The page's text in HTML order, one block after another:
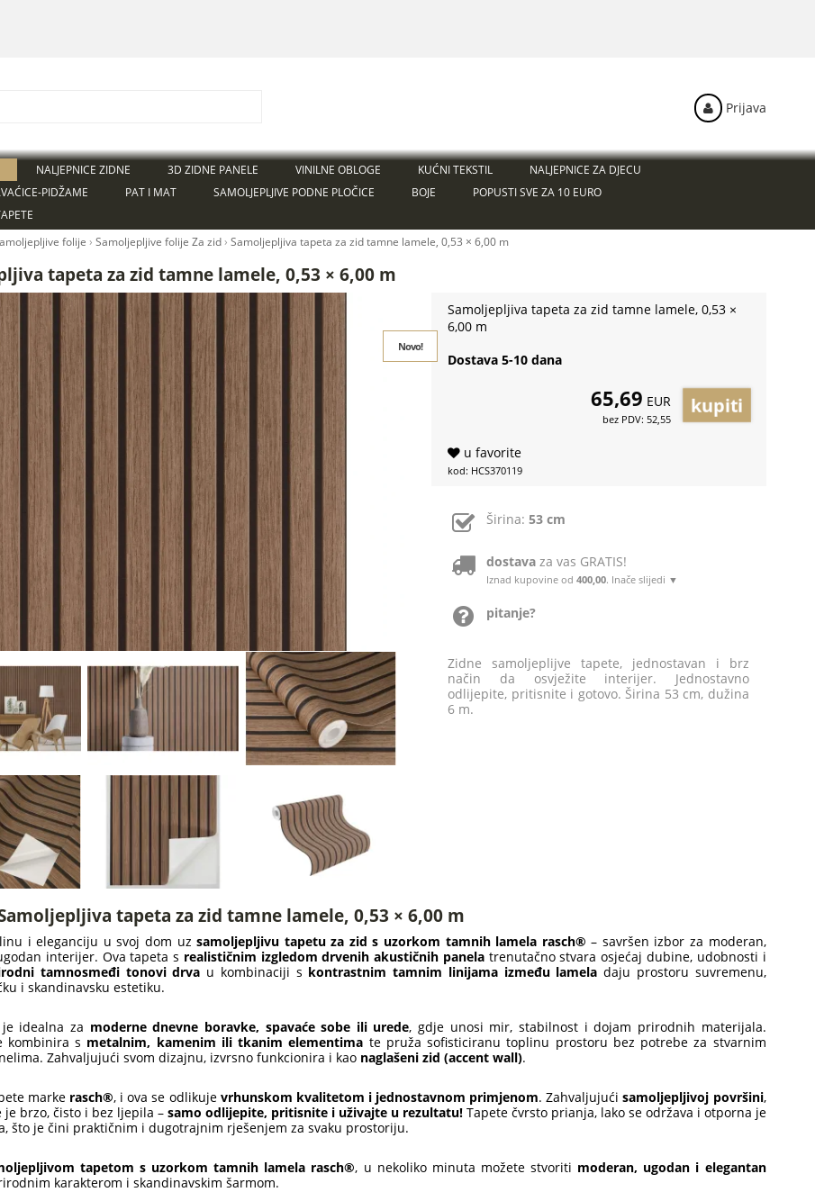
tapeta za zid tamne lamele, 0,53 × 6,00 m
Samoljepljiva tapeta za zid tamne lamele, 0,53 ×
6,00 m
Novo!
Dostava 5-10 dana
65,69 EUR
bez PDV: 52,55
u favorite
kod: HCS370119
Širina:53 cm
dostava za vas GRATIS!
Iznad kupovine od400,00. Inače slijedi ▼
pitanje?
Zidne samoljeplijve tapete, jednostavan i brz
način da osvježite interijer. Jednostavno
odlijepite, pritisnite i gotovo. Širina 53 cm, dužina
6 m.
tapeta za zid tamne lamele, 0,53 × 6,00 m
i eleganciju u svoj dom uzsamoljepljivu tapetu za zid s uzorkom tamnih lamela rasch® – savršen izbor za moderan,
interijer. Ova tapeta s realističnim izgledom drvenih akustičnih panelatrenutačno stvara osjećaj dubine, udobnosti i
tamnosmeđi tonovi drva u kombinaciji s kontrastnim tamnim linijama između lamela daju prostoru suvremenu,
i skandinavsku estetiku.
idealna za moderne dnevne boravke, spavaće sobe ili urede, gdje unosi mir, stabilnost i dojam prirodnih materijala.
kombinira s metalnim, kamenim ili tkanim elementima te pruža sofisticiranu toplinu prostoru bez potrebe za stvarnim
Zahvaljujući svom dizajnu, izvrsno funkcionira i kao naglašeni zid (accent wall).
marke rasch®, i ova se odlikuje vrhunskom kvalitetom i jednostavnom primjenom. Zahvaljujućisamoljepljivoj površini,
je brzo, čisto i bez ljepila – samo odlijepite, pritisnite i uživajte u rezultatu!Tapete čvrsto prianja, lako se održava i otporna je
što je čini praktičnim i dugotrajnim rješenjem za svaku prostoriju.
tapetom s uzorkom tamnih lamela rasch®, u nekoliko minuta možete stvoriti moderan, ugodan i elegantan
karakterom i skandinavskim šarmom.
NALJEPNICE ZIDNE 3D ZIDNE PANELE VINILNE OBLOGE KUĆNI TEKSTIL
NALJEPNICE ZA DJECU
PIDŽAME PAT I MAT SAMOLJEPLJIVE PODNE PLOČICE BOJE
POPUSTI SVE ZA 10 EURO
folije ›Samoljepljive folije Za zid ›Samoljepljiva tapeta za zid tamne lamele, 0,53 × 6,00 m
Prijava